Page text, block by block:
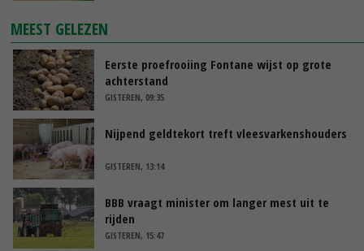
MEEST GELEZEN
Eerste proefrooiing Fontane wijst op grote
achterstand
GISTEREN, 09:35
Nijpend geldtekort treft vleesvarkenshouders
GISTEREN, 13:14
BBB vraagt minister om langer mest uit te
rijden
GISTEREN, 15:47